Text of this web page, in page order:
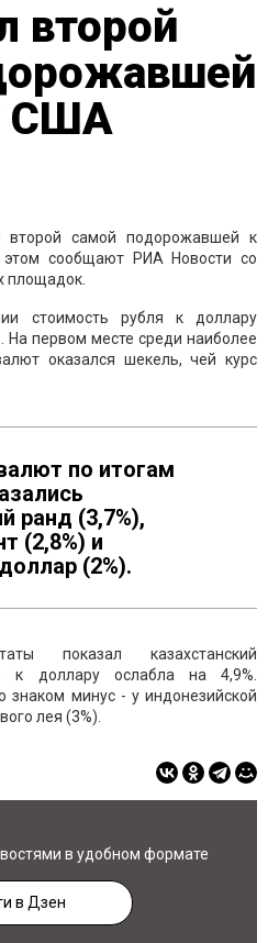
второй
США
второй самой подорожавшей к
сообщают РИА Новости со
площадок.
стоимость рубля к доллару
На первом месте среди наиболее
оказался шекель, чей курс
по итогам
ранд (3,7%),
(2,8%) и
(2%).
показал казахстанский
к доллару ослабла на 4,9%.
знаком минус - у индонезийской
лея (3%).
в удобном формате
в Дзен